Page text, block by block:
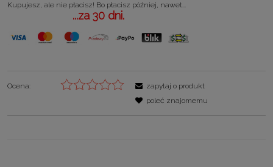
Kupujesz, ale nie płacisz! Bo płacisz później, nawet...
...za 30 dni.
Ocena:
zapytaj o produkt
poleć znajomemu